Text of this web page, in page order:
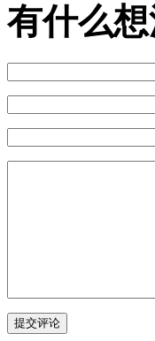
有什么